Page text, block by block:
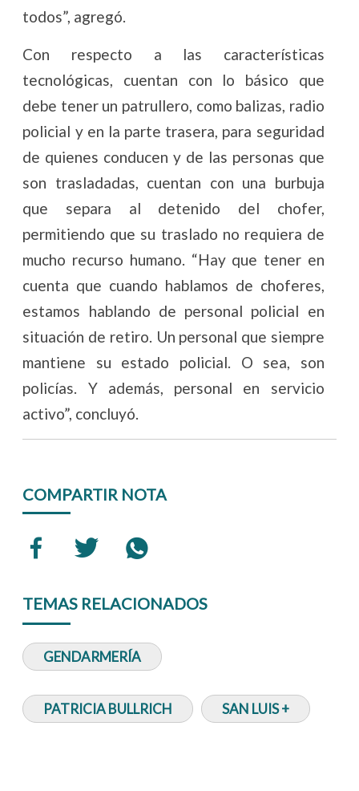
todos”, agregó.
Con respecto a las características
tecnológicas, cuentan con lo básico que
debe tener un patrullero, como balizas, radio
policial y en la parte trasera, para seguridad
de quienes conducen y de las personas que
son trasladadas, cuentan con una burbuja
que separa al detenido del chofer,
permitiendo que su traslado no requiera de
mucho recurso humano. “Hay que tener en
cuenta que cuando hablamos de choferes,
estamos hablando de personal policial en
situación de retiro. Un personal que siempre
mantiene su estado policial. O sea, son
policías. Y además, personal en servicio
activo”, concluyó.
COMPARTIR NOTA
TEMAS RELACIONADOS
GENDARMERÍA
PATRICIA BULLRICH SAN LUIS +